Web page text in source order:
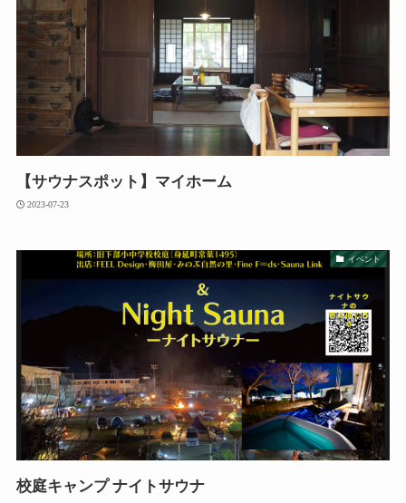
【サウナスポット】マイホーム
2023-07-23
イベント
校庭キャンプ ナイトサウナ